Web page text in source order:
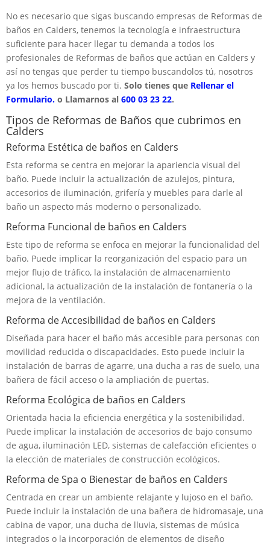
No es necesario que sigas buscando empresas de Reformas de
baños en Calders, tenemos la tecnología e infraestructura
suficiente para hacer llegar tu demanda a todos los
profesionales de Reformas de baños que actúan en Calders y
así no tengas que perder tu tiempo buscandolos tú, nosotros
ya los hemos buscado por ti. Solo tienes que Rellenar el
Formulario. o Llamarnos al 600 03 23 22.
Tipos de Reformas de Baños que cubrimos en
Calders
Reforma Estética de baños en Calders
Esta reforma se centra en mejorar la apariencia visual del
baño. Puede incluir la actualización de azulejos, pintura,
accesorios de iluminación, grifería y muebles para darle al
baño un aspecto más moderno o personalizado.
Reforma Funcional de baños en Calders
Este tipo de reforma se enfoca en mejorar la funcionalidad del
baño. Puede implicar la reorganización del espacio para un
mejor flujo de tráfico, la instalación de almacenamiento
adicional, la actualización de la instalación de fontanería o la
mejora de la ventilación.
Reforma de Accesibilidad de baños en Calders
Diseñada para hacer el baño más accesible para personas con
movilidad reducida o discapacidades. Esto puede incluir la
instalación de barras de agarre, una ducha a ras de suelo, una
bañera de fácil acceso o la ampliación de puertas.
Reforma Ecológica de baños en Calders
Orientada hacia la eficiencia energética y la sostenibilidad.
Puede implicar la instalación de accesorios de bajo consumo
de agua, iluminación LED, sistemas de calefacción eficientes o
la elección de materiales de construcción ecológicos.
Reforma de Spa o Bienestar de baños en Calders
Centrada en crear un ambiente relajante y lujoso en el baño.
Puede incluir la instalación de una bañera de hidromasaje, una
cabina de vapor, una ducha de lluvia, sistemas de música
integrados o la incorporación de elementos de diseño